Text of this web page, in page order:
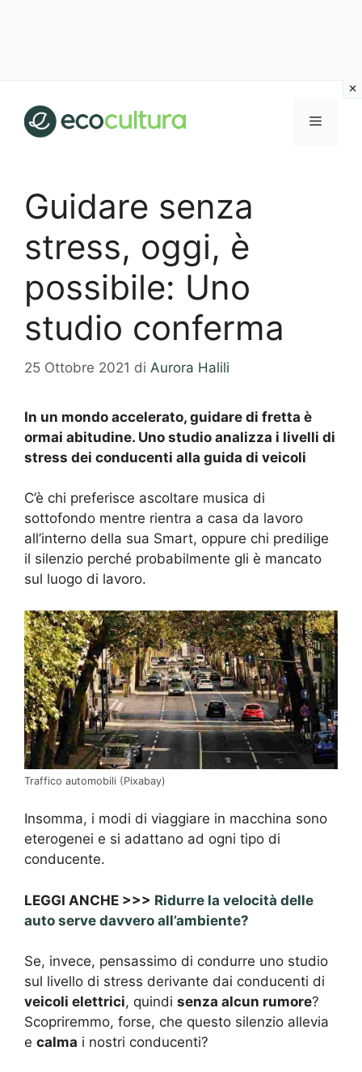
contenuto
MENU
Guidare senza
stress, oggi, è
possibile: Uno
studio conferma
25 Ottobre 2021 di Aurora Halili
In un mondo accelerato, guidare di fretta è
ormai abitudine. Uno studio analizza i livelli di
stress dei conducenti alla guida di veicoli
C’è chi preferisce ascoltare musica di
sottofondo mentre rientra a casa da lavoro
all’interno della sua Smart, oppure chi predilige
il silenzio perché probabilmente gli è mancato
sul luogo di lavoro.
Traffico automobili (Pixabay)
Insomma, i modi di viaggiare in macchina sono
eterogenei e si adattano ad ogni tipo di
conducente.
LEGGI ANCHE >>> Ridurre la velocità delle
auto serve davvero all’ambiente?
Se, invece, pensassimo di condurre uno studio
sul livello di stress derivante dai conducenti di
veicoli elettrici, quindi senza alcun rumore?
Scopriremmo, forse, che questo silenzio allevia
e calma i nostri conducenti?